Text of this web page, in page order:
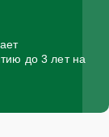
до 3 лет на